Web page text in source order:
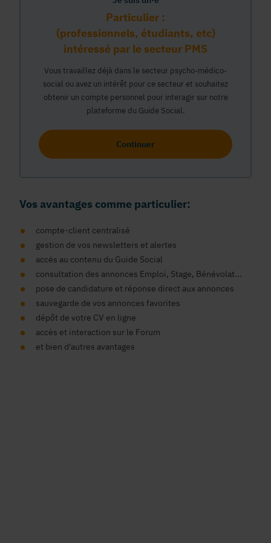
Particulier :
(professionnels, étudiants, etc)
intéressé par le secteur PMS
Vous travaillez déjà dans le secteur psycho-médico-
social ou avez un intérêt pour ce secteur et souhaitez
obtenir un compte personnel pour interagir sur notre
plateforme du Guide Social.
Continuer
Vos avantages comme particulier:
compte-client centralisé
gestion de vos newsletters et alertes
accés au contenu du Guide Social
consultation des annonces Emploi, Stage, Bénévolat...
pose de candidature et réponse direct aux annonces
sauvegarde de vos annonces favorites
dépôt de votre CV en ligne
accès et interaction sur le Forum
et bien d'autres avantages